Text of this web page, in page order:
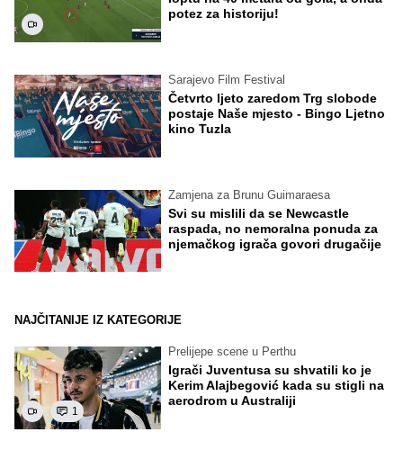
potez za historiju!
Sarajevo Film Festival
Četvrto ljeto zaredom Trg slobode
postaje Naše mjesto - Bingo Ljetno
kino Tuzla
Zamjena za Brunu Guimaraesa
Svi su mislili da se Newcastle
raspada, no nemoralna ponuda za
njemačkog igrača govori drugačije
NAJČITANIJE IZ KATEGORIJE
1
Prelijepe scene u Perthu
Igrači Juventusa su shvatili ko je
Kerim Alajbegović kada su stigli na
aerodrom u Australiji